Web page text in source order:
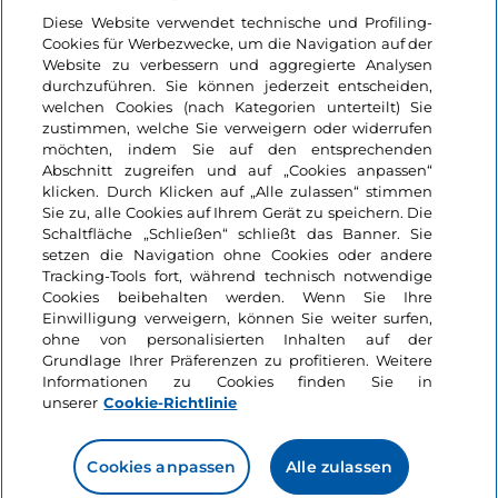
Login
Bleiben wir in Kontakt
Diese Website verwendet technische und Profiling-
Cookies für Werbezwecke, um die Navigation auf der
Website zu verbessern und aggregierte Analysen
durchzuführen. Sie können jederzeit entscheiden,
welchen Cookies (nach Kategorien unterteilt) Sie
zustimmen, welche Sie verweigern oder widerrufen
möchten, indem Sie auf den entsprechenden
Abschnitt zugreifen und auf „Cookies anpassen“
klicken. Durch Klicken auf „Alle zulassen“ stimmen
Sie zu, alle Cookies auf Ihrem Gerät zu speichern. Die
Schaltfläche „Schließen“ schließt das Banner. Sie
setzen die Navigation ohne Cookies oder andere
Tracking-Tools fort, während technisch notwendige
Cookies beibehalten werden. Wenn Sie Ihre
Einwilligung verweigern, können Sie weiter surfen,
ohne von personalisierten Inhalten auf der
Grundlage Ihrer Präferenzen zu profitieren. Weitere
Informationen zu Cookies finden Sie in
unserer Cookie-Richtlinie
Cookies anpassen Alle zulassen